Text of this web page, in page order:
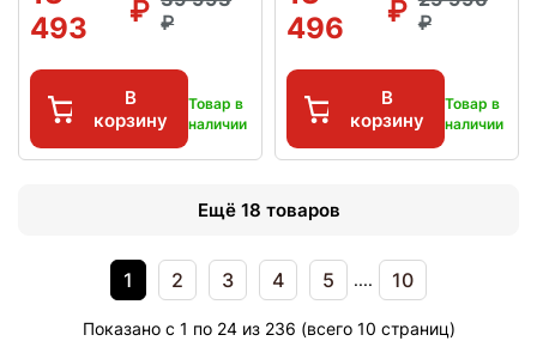
493
В
корзину
Товар в
наличии
496
В
корзину
Товар в
наличии
Ещё 18 товаров
1 2 3 4 5 .... 10
Показано с 1 по 24 из 236 (всего 10 страниц)